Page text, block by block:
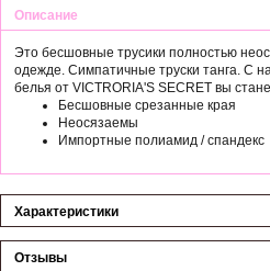
Описание
Это бесшовные трусики полностью
одежде. Симпатичные труски танга. С
белья от VICTRORIA'S SECRET вы
Бесшовные срезанные края
Неосязаемы
Импортные полиамид / спандекс
Характеристики
Отзывы